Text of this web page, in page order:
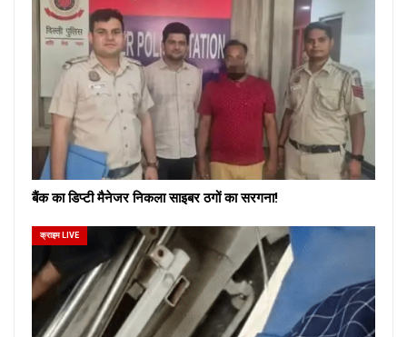
बैंक का डिप्टी मैनेजर निकला साइबर ठगों का सरगना!
क्राइम LIVE